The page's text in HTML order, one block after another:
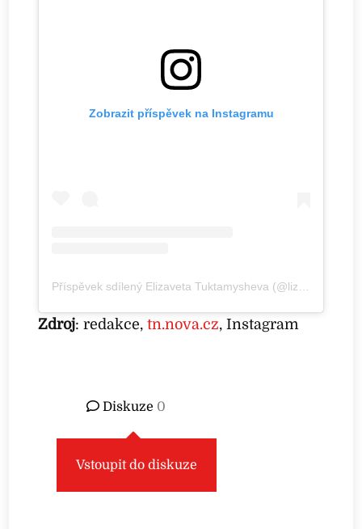
Zobrazit příspěvek na Instagramu
Příspěvek sdílený Elizaveta Tuktamysheva (@liza_tuktik)
Zdroj: redakce,tn.nova.cz, Instagram
Diskuze 0
Vstoupit do diskuze